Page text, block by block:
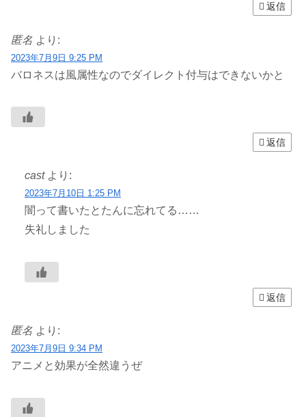
返信
匿名 より:
2023年7月9日 9:25 PM
バロネスは風属性なのでダイレクト付与はできないかと
返信
cast より:
2023年7月10日 1:25 PM
闇って書いたとたんに忘れてる……
失礼しました
返信
匿名 より:
2023年7月9日 9:34 PM
アニメと効果が全然違うぜ